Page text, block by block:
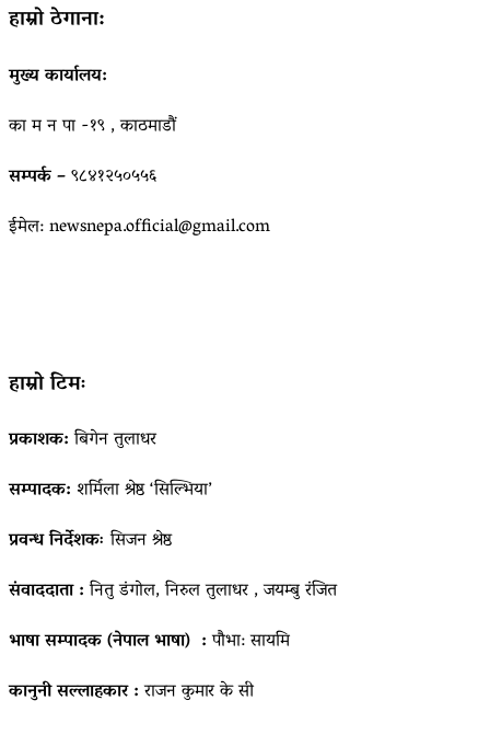
हाम्रो ठेगाना:
मुख्य कार्यालय:
का म न पा -१९ , काठमाडौं
सम्पर्क –९८४१२५०५५६
ईमेल: newsnepa.official@gmail.com
हाम्रो टिमः
प्रकाशक:बिगेन तुलाधर
सम्पादक: शर्मिला श्रेष्ठ ‘सिल्भिया’
प्रवन्ध निर्देशकःसिजन श्रेष्ठ
संवाददाता :नितु डंगोल, निरुल तुलाधर , जयम्बु रंजित
भाषा सम्पादक (नेपाल भाषा) :पौभा: सायमि
कानुनी सल्लाहकार :राजन कुमार के सी